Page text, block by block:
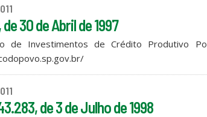
30 de Abril de 1997
de Investimentos de Crédito Produtivo
de 3 de Julho de 1998